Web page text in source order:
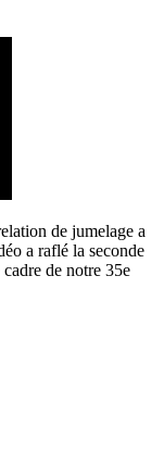
de jumelage a
a raflé la seconde
de notre 35e